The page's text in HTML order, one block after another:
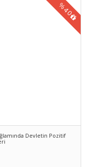
Devletin Pozitif
%40